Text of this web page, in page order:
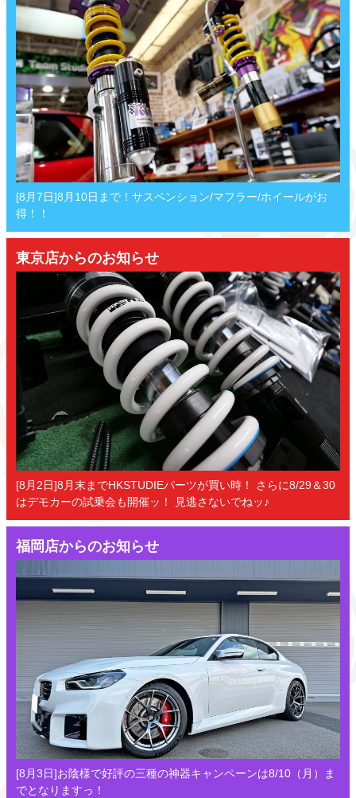
[8月7日]8月10日まで！サスペンション/マフラー/ホイールがお
得！！
東京店からのお知らせ
[8月2日]8月末までHKSTUDIEパーツが買い時！ さらに8/29＆30
はデモカーの試乗会も開催ッ！ 見逃さないでねッ♪
福岡店からのお知らせ
[8月3日]お陰様で好評の三種の神器キャンペーンは8/10（月）ま
でとなりますっ！